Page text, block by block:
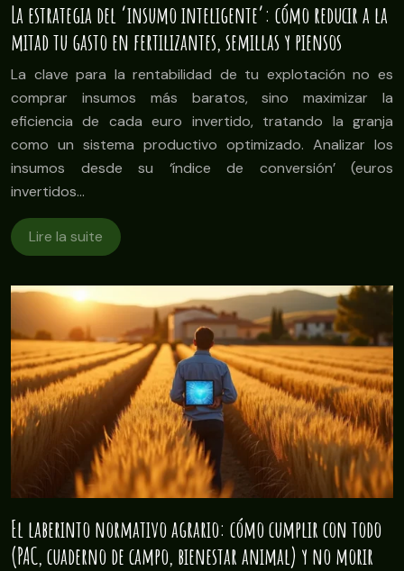
La estrategia del ‘insumo inteligente’: cómo reducir a la
mitad tu gasto en fertilizantes, semillas y piensos
La clave para la rentabilidad de tu explotación no es
comprar insumos más baratos, sino maximizar la
eficiencia de cada euro invertido, tratando la granja
como un sistema productivo optimizado. Analizar los
insumos desde su ‘índice de conversión’ (euros
invertidos…
Lire la suite
El laberinto normativo agrario: cómo cumplir con todo
(PAC, cuaderno de campo, bienestar animal) y no morir